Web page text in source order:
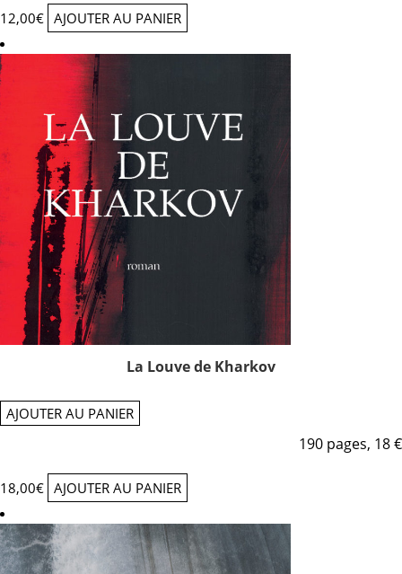
12,00€ AJOUTER AU PANIER
La Louve de Kharkov
AJOUTER AU PANIER
190 pages, 18 €
18,00€ AJOUTER AU PANIER